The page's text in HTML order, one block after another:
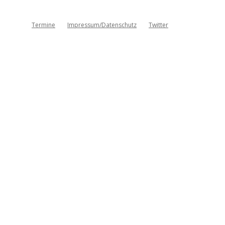
Termine Impressum/Datenschutz Twitter